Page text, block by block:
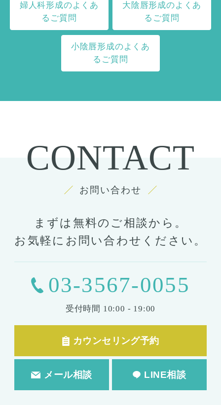
婦人科形成のよくあ
るご質問
大陰唇形成のよくあ
るご質問
小陰唇形成のよくあ
るご質問
CONTACT
お問い合わせ
まずは無料のご相談から。
お気軽にお問い合わせください。
03-3567-0055
受付時間 10:00 - 19:00
カウンセリング予約
メール相談 LINE相談